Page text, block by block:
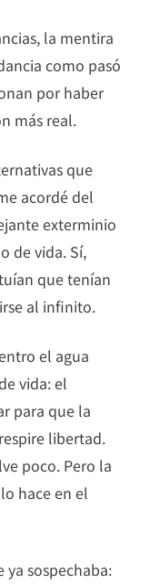
la mentira
como pasó
por haber
más real.
que
acordé del
exterminio
de vida. Sí,
que tenían
al infinito.
el agua
vida: el
para que la
libertad.
poco. Pero la
hace en el
sospechaba: